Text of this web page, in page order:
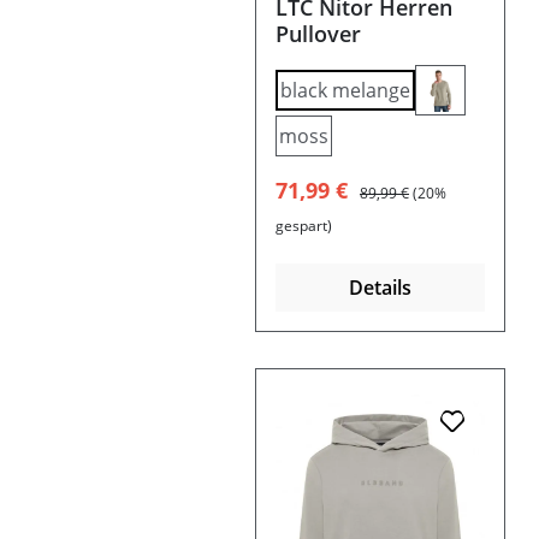
LTC Nitor Herren
Pullover
black melange
moss
Verkaufspreis:
71,99 € Regulärer Preis:
89,99 €(20%
gespart)
Details